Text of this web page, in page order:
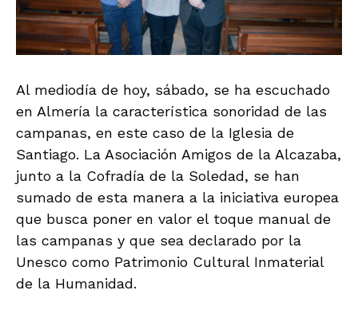
Al mediodía de hoy, sábado, se ha escuchado
en Almería la característica sonoridad de las
campanas, en este caso de la Iglesia de
Santiago. La Asociación Amigos de la Alcazaba,
junto a la Cofradía de la Soledad, se han
sumado de esta manera a la iniciativa europea
que busca poner en valor el toque manual de
las campanas y que sea declarado por la
Unesco como Patrimonio Cultural Inmaterial
de la Humanidad.